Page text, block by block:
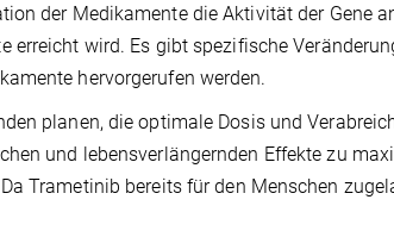
der Medikamente die Aktivität der Gene
erreicht wird. Es gibt spezifische
hervorgerufen werden.
planen, die optimale Dosis und
und lebensverlängernden Effekte zu
Trametinib bereits für den Menschen